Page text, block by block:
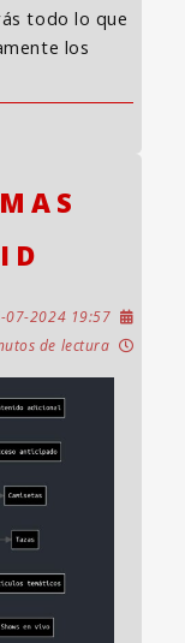
todo lo que
los
07-2024 19:57
de lectura